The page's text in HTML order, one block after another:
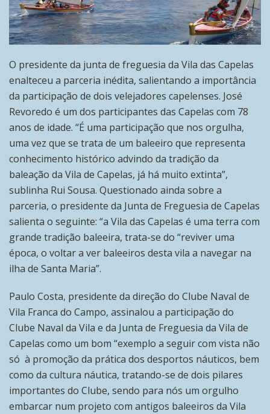
O presidente da junta de freguesia da Vila das Capelas
enalteceu a parceria inédita, salientando a importância
da participação de dois velejadores capelenses. José
Revoredo é um dos participantes das Capelas com 78
anos de idade. “É uma participação que nos orgulha,
uma vez que se trata de um baleeiro que representa
conhecimento histórico advindo da tradição da
baleação da Vila de Capelas, já há muito extinta”,
sublinha Rui Sousa. Questionado ainda sobre a
parceria, o presidente da Junta de Freguesia de Capelas
salienta o seguinte: “a Vila das Capelas é uma terra com
grande tradição baleeira, trata-se do “reviver uma
época, o voltar a ver baleeiros desta vila a navegar na
ilha de Santa Maria”.
Paulo Costa, presidente da direção do Clube Naval de
Vila Franca do Campo, assinalou a participação do
Clube Naval da Vila e da Junta de Freguesia da Vila de
Capelas como um bom “exemplo a seguir com vista não
só à promoção da prática dos desportos náuticos, bem
como da cultura náutica, tratando-se de dois pilares
importantes do Clube, sendo para nós um orgulho
embarcar num projeto com antigos baleeiros da Vila